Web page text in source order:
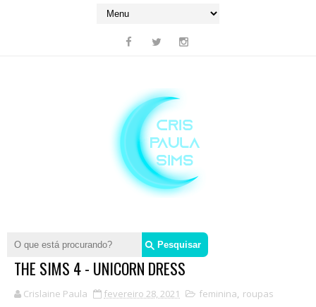
THE SIMS 4 - UNICORN DRESS
Crislaine Paula fevereiro 28, 2021 feminina, roupas